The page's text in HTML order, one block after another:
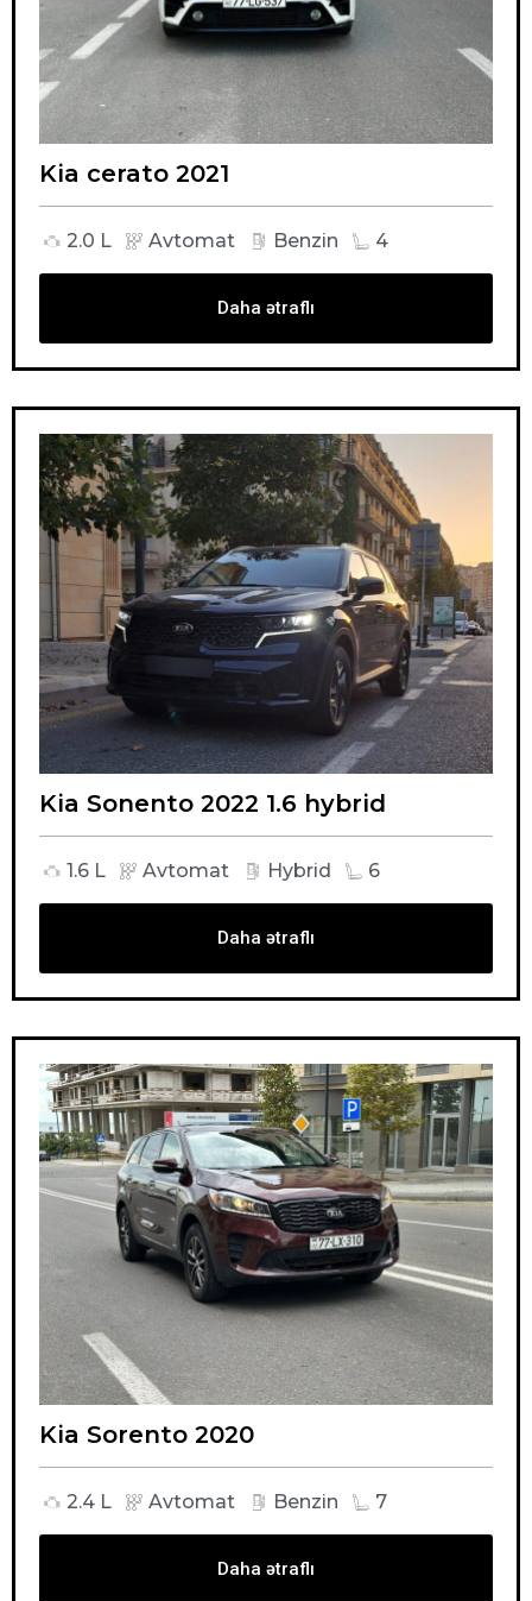
Kia cerato 2021
2.0 L Avtomat Benzin 4
Daha ətraflı
Kia Sonento 2022 1.6 hybrid
1.6 L Avtomat Hybrid 6
Daha ətraflı
Kia Sorento 2020
2.4 L Avtomat Benzin 7
Daha ətraflı